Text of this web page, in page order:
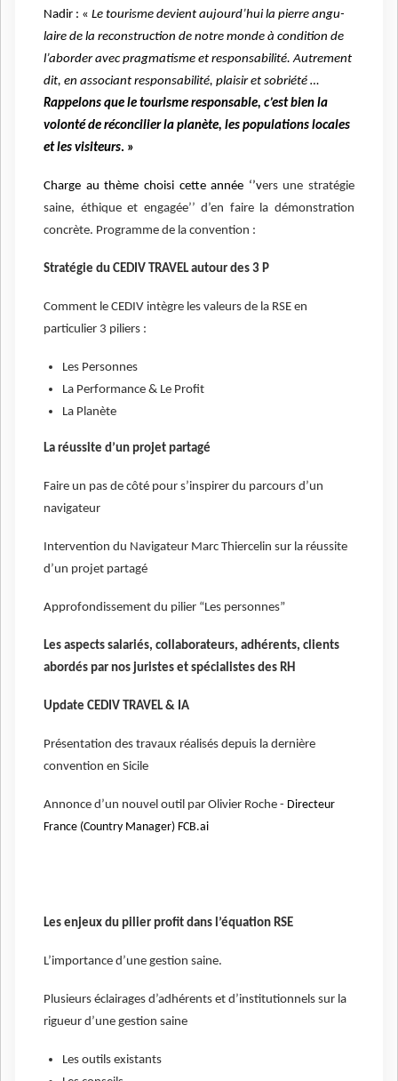
Na­dir : « Le tou­risme devient aujourd’hui la pierre angu­
laire de la reconstruction de notre monde à condition de
l’aborder avec pragma­tisme et responsabilité. Autrement
dit, en associant responsabilité, plaisir et sobrié­té …
Rappelons que le tourisme respon­sable, c’est bien la
volonté de réconcilier la planète, les populations locales
et les visiteurs. »
Charge au thème choisi cette année ‘’vers une stratégie
saine, éthique et engagée’’ d’en faire la démonstration
concrète. Programme de la convention :
Stratégie du CEDIV TRAVEL autour des 3 P
Comment le CEDIV intègre les valeurs de la RSE en
particulier 3 piliers :
Les Personnes
La Performance & Le Profit
La Planète
La réussite d’un projet partagé
Faire un pas de côté pour s’inspirer du parcours d’un
navigateur
Intervention du Navigateur Marc Thiercelin sur la réussite
d’un projet partagé
Approfondissement du pilier “Les personnes”
Les aspects salariés, collaborateurs, adhérents, clients
abordés par nos juristes et spécialistes des RH
Update CEDIV TRAVEL & IA
Présentation des travaux réalisés depuis la dernière
convention en Sicile
Annonce d’un nouvel outil par Olivier Roche - Directeur
France (Country Manager) FCB.ai
Les enjeux du pilier profit dans l’équation RSE
L’importance d’une gestion saine.
Plusieurs éclairages d’adhérents et d’institutionnels sur la
rigueur d’une gestion saine
Les outils existants